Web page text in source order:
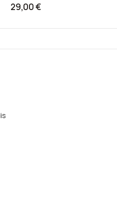
29,00 €